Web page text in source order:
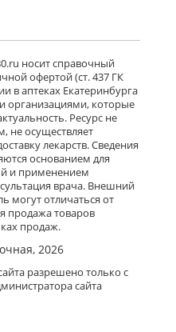
носит справочный
офертой (ст. 437 ГК
в аптеках Екатеринбурга
организациями, которые
Ресурс не
не осуществляет
лекарств. Сведения
основанием для
и применением
врача. Внешний
могут отличаться от
продажа товаров
продаж.
2026
разрешено только с
сайта